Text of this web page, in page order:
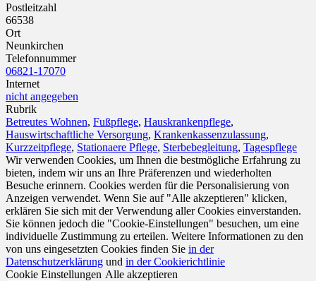
Postleitzahl
66538
Ort
Neunkirchen
Telefonnummer
06821-17070
Internet
nicht angegeben
Rubrik
Betreutes Wohnen, Fußpflege, Hauskrankenpflege,
Hauswirtschaftliche Versorgung, Krankenkassenzulassung,
Kurzzeitpflege, Stationaere Pflege, Sterbebegleitung, Tagespflege
Wir verwenden Cookies, um Ihnen die bestmögliche Erfahrung zu
bieten, indem wir uns an Ihre Präferenzen und wiederholten
Besuche erinnern. Cookies werden für die Personalisierung von
Anzeigen verwendet. Wenn Sie auf "Alle akzeptieren" klicken,
erklären Sie sich mit der Verwendung aller Cookies einverstanden.
Sie können jedoch die "Cookie-Einstellungen" besuchen, um eine
individuelle Zustimmung zu erteilen. Weitere Informationen zu den
von uns eingesetzten Cookies finden Sie in der
Datenschutzerklärung und in der Cookierichtlinie
Cookie Einstellungen Alle akzeptieren